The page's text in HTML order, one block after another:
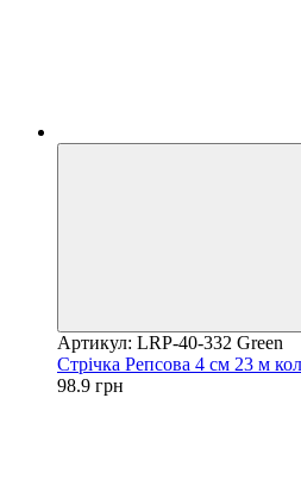
Артикул: LRP-40-332 Green
Стрічка Репсова 4 см 23 м
98.9 грн